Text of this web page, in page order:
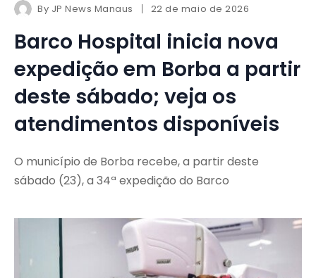
By JP News Manaus 22 de maio de 2026
Barco Hospital inicia nova
expedição em Borba a partir
deste sábado; veja os
atendimentos disponíveis
O município de Borba recebe, a partir deste
sábado (23), a 34ª expedição do Barco